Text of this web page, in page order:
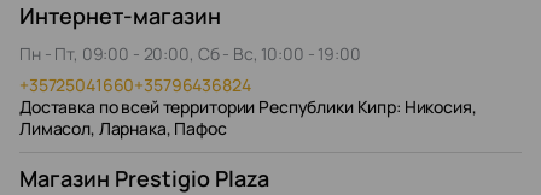
Интернет-магазин
Пн - Пт, 09:00 - 20:00, Сб - Вс, 10:00 - 19:00
+35725041660+35796436824
Доставка по всей территории Республики Кипр: Никосия,
Лимасол, Ларнака, Пафос
Магазин Prestigio Plaza